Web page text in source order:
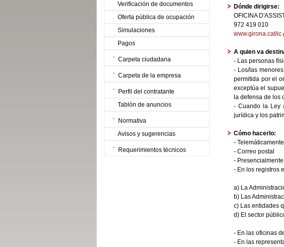
Verificación de documentos
Oferta pública de ocupación
Simulaciones
Pagos
Carpeta ciudadana
Carpeta de la empresa
Perfil del contratante
Tablón de anuncios
Normativa
Avisos y sugerencias
Requerimientos técnicos
Dónde dirigirse:
OFICINA
972 419 010
www.girona.cat/ic
A quien va
- Las personas
- Los/las
permitida por el
exceptúa el
la defensa de los
- Cuando la Ley
jurídica y los
Cómo hacerlo:
-
- Correo postal
-
- En los registros
a) La
b) Las
c) Las entidades
d) El sector
- En las oficinas
- En las